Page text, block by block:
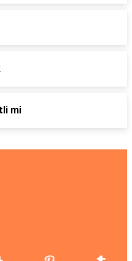
mi